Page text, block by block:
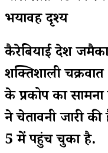
भयावह दृश्य
कैरेबियाई देश
शक्तिशाली
के प्रकोप का
ने चेतावनी जारी
5 में पहुंच चुका है.